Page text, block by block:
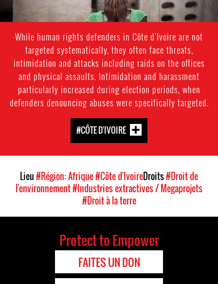
While human rights defenders in Côte d'Ivoire are not
targeted systematically, they often face threats,
intimidation and attacks including raids on the offices
and physical assaults. Intimidation and harassment
particularly increased during election periods, when
defenders denouncing abuses were specifically targeted.
#CÔTE D'IVOIRE
Lieu#Région: Afrique#Côte d'IvoireDroits#Droit de
l'environnement#Industries extractives / Megaprojets
#Droit à la terre
Protect to Empower
FAITES UN DON